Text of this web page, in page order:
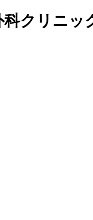
科クリニッ